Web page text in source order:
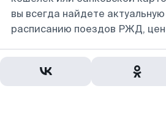
вы всегда найдете
расписанию поездов РЖД,